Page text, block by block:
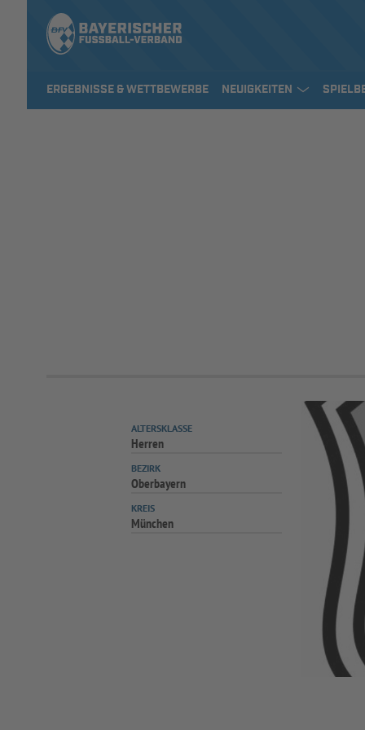
ERGEBNISSE & WETTBEWERBE NEUIGKEITEN
ALTERSKLASSE
Herren
BEZIRK
Oberbayern
KREIS
München